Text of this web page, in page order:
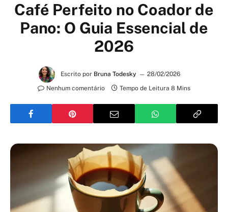
Café Perfeito no Coador de
Pano: O Guia Essencial de
2026
Escrito por Bruna Todesky
28/02/2026
Nenhum comentário
Tempo de Leitura 8 Mins